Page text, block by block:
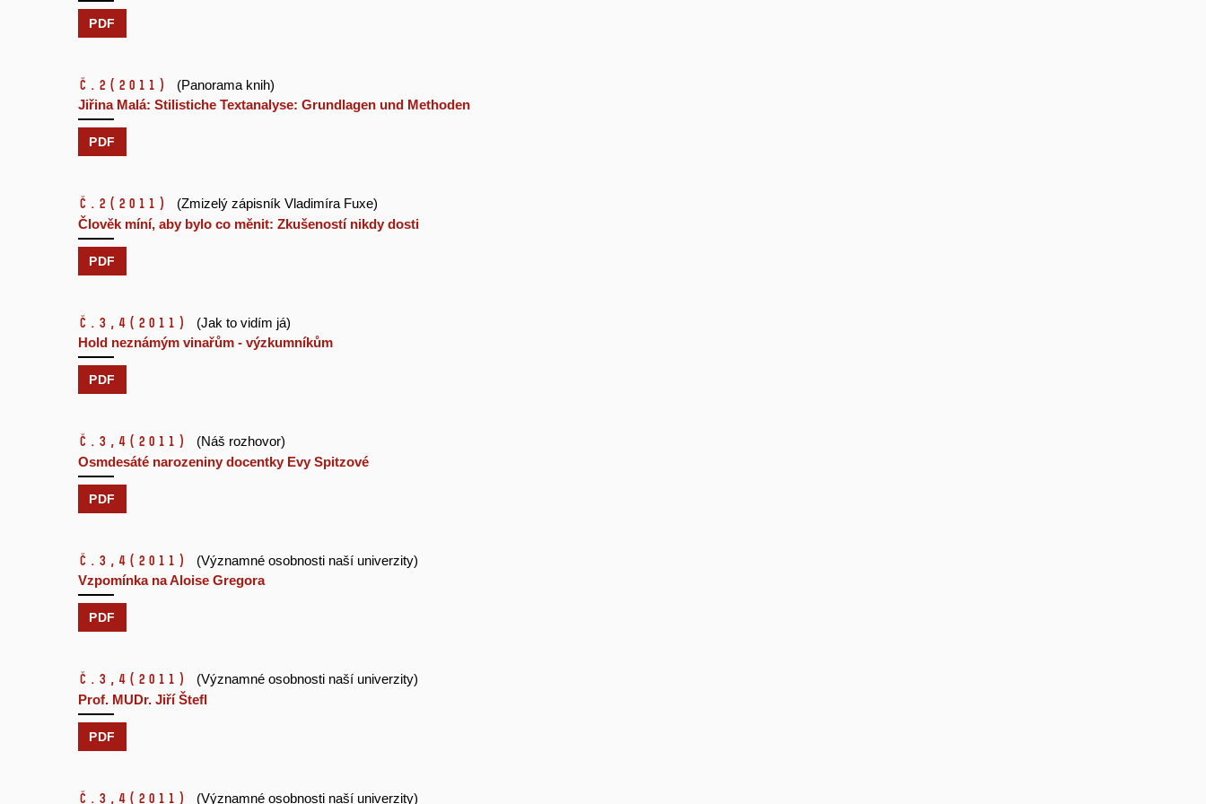
PDF
č.2 (2011)
(Panorama knih)
Jiřina Malá: Stilistiche Textanalyse: Grundlagen und Methoden
PDF
č.2 (2011)
(Zmizelý zápisník Vladimíra Fuxe)
Člověk míní, aby bylo co měnit: Zkušeností nikdy dosti
PDF
č.3,4 (2011)
(Jak to vidím já)
Hold neznámým vinařům - výzkumníkům
PDF
č.3,4 (2011)
(Náš rozhovor)
Osmdesáté narozeniny docentky Evy Spitzové
PDF
č.3,4 (2011)
(Významné osobnosti naší univerzity)
Vzpomínka na Aloise Gregora
PDF
č.3,4 (2011)
(Významné osobnosti naší univerzity)
Prof. MUDr. Jiří Štefl
PDF
č.3,4 (2011) (Významné osobnosti naší univerzity)